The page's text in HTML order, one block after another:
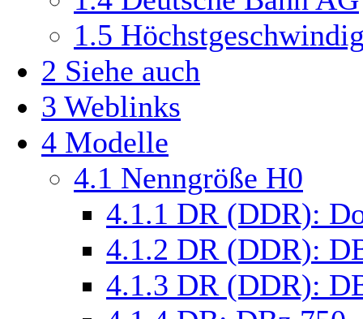
1.5
2 Siehe auch
3 Weblinks
4 Modelle
4.1 Nenngröße H0
4.1.1 DR (DDR):
4.1.2 DR (DDR):
4.1.3 DR (DDR):